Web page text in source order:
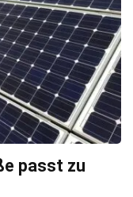
passt zu